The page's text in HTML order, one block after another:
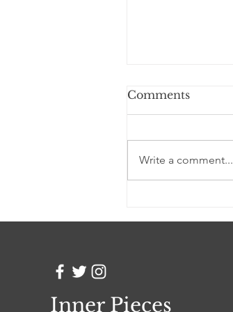
Comments
Write a comment...
Inner Pieces